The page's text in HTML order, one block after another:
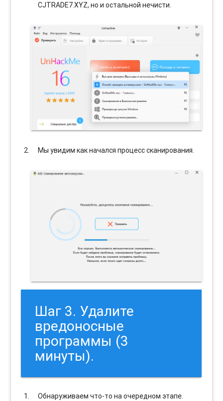
CJTRADE7.XYZ, но и остальной нечисти.
Мы увидим как начался процесс сканирования.
Шаг 3. Удалите
вредоносные
программы (3
минуты).
Обнаруживаем что-то на очередном этапе.